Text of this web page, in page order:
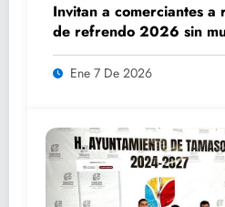
Invitan a comerciantes a
de refrendo 2026 sin
recargos
Ene 7 De 2026